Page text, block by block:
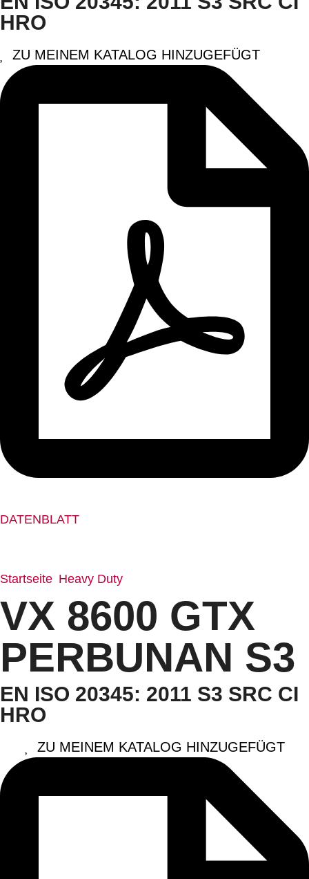
HRO
ZU MEINEM KATALOG HINZUGEFÜGT
DATENBLATT
Startseite Heavy Duty
VX 8600 GTX
PERBUNAN S3
EN ISO 20345: 2011 S3 SRC CI
HRO
ZU MEINEM KATALOG HINZUGEFÜGT